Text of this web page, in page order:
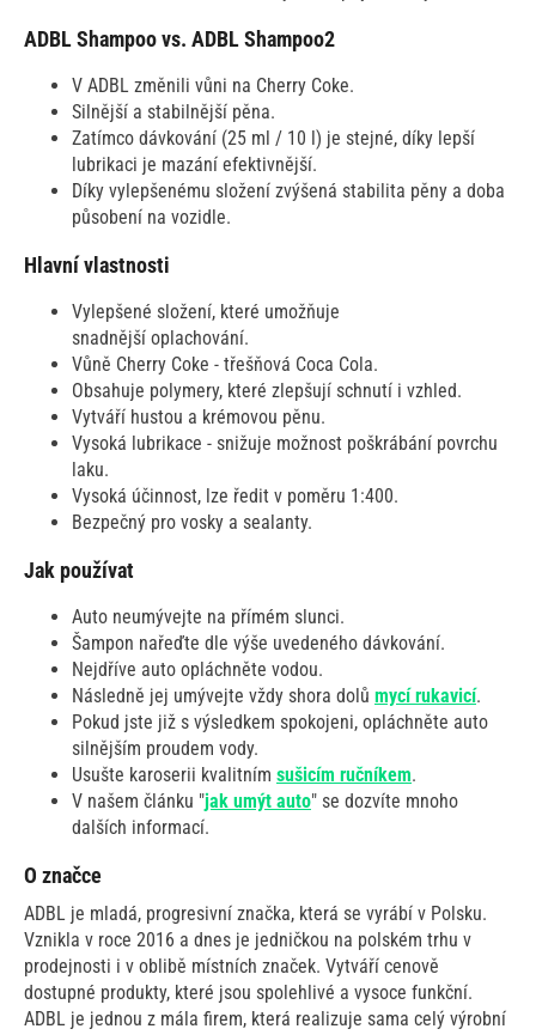
ADBL Shampoo vs. ADBL Shampoo2
V ADBL změnili vůni na Cherry Coke.
Silnější a stabilnější pěna.
Zatímco dávkování (25 ml / 10 l) je stejné, díky lepší
lubrikaci je mazání efektivnější.
Díky vylepšenému složení zvýšená stabilita pěny a doba
působení na vozidle.
Hlavní vlastnosti
Vylepšené složení, které umožňuje
snadnější oplachování.
Vůně Cherry Coke - třešňová Coca Cola.
Obsahuje polymery, které zlepšují schnutí i vzhled.
Vytváří hustou a krémovou pěnu.
Vysoká lubrikace - snižuje možnost poškrábání povrchu
laku.
Vysoká účinnost, lze ředit v poměru 1:400.
Bezpečný pro vosky a sealanty.
Jak používat
Auto neumývejte na přímém slunci.
Šampon nařeďte dle výše uvedeného dávkování.
Nejdříve auto opláchněte vodou.
Následně jej umývejte vždy shora dolů mycí rukavicí.
Pokud jste již s výsledkem spokojeni, opláchněte auto
silnějším proudem vody.
Usušte karoserii kvalitním sušicím ručníkem.
V našem článku "jak umýt auto" se dozvíte mnoho
dalších informací.
O značce
ADBL je mladá, progresivní značka, která se vyrábí v Polsku.
Vznikla v roce 2016 a dnes je jedničkou na polském trhu v
prodejnosti i v oblibě místních značek. Vytváří cenově
dostupné produkty, které jsou spolehlivé a vysoce funkční.
ADBL je jednou z mála firem, která realizuje sama celý výrobní